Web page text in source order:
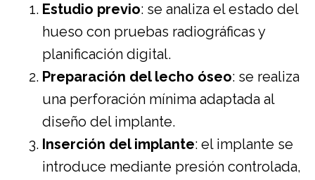
Estudio previo: se analiza el estado del
hueso con pruebas radiográficas y
planificación digital.
Preparación del lecho óseo: se realiza
una perforación mínima adaptada al
diseño del implante.
Inserción del implante: el implante se
introduce mediante presión controlada,